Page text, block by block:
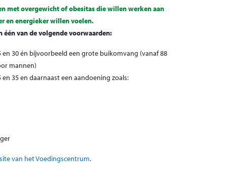
met overgewicht of obesitas die willen werken aan
en energieker willen voelen.
één van de volgende voorwaarden:
en 30 én bijvoorbeeld een grote buikomvang (vanaf 88
mannen)
en 35 en daarnaast een aandoening zoals:
van het Voedingscentrum.